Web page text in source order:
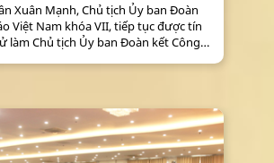
Xuân Mạnh, Chủ tịch Ủy ban Đoàn
Việt Nam khóa VII, tiếp tục được tín
làm Chủ tịch Ủy ban Đoàn kết Công